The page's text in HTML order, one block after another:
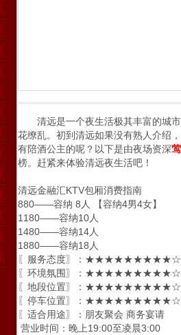
清远是一个夜生活极其丰富的城市
花缭乱。初到清远如果没有熟人介绍
有陪酒公主的呢？以下是由夜场资深
榜。赶紧来体验清远夜生活吧！
清远金融汇KTV包厢消费指南
880——容纳 8人 【容纳4男4女】
1180——容纳10人
1480——容纳14人
1880——容纳18人
〖服务态度〗：★★★★★★★★★☆
〖环境氛围〗：★★★★★★★★★☆
〖地段位置〗：★★★★★★★★★☆
〖停车位置〗：★★★★★★★★★☆
〖适合用途〗：朋友聚会 商务宴请
营业时间：晚上19:00至凌晨3:00